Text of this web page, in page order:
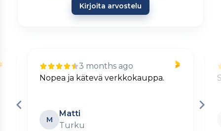
Kirjoita arvostelu
3 months ago
Nopea ja kätevä verkkokauppa.
M
Matti
Turku